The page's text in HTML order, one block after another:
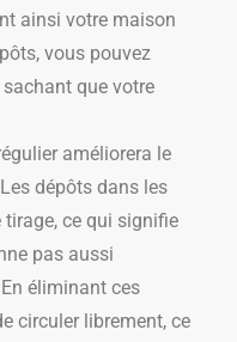
ainsi votre maison
vous pouvez
que votre
améliorera le
dépôts dans les
ce qui signifie
pas aussi
éliminant ces
circuler librement, ce